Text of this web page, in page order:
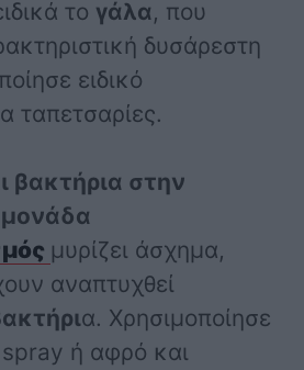
το γάλα, που
δυσάρεστη
ειδικό
ταπετσαρίες.
βακτήρια στην
μονάδα
μυρίζει άσχημα,
αναπτυχθεί
α. Χρησιμοποίησε
ή αφρό και